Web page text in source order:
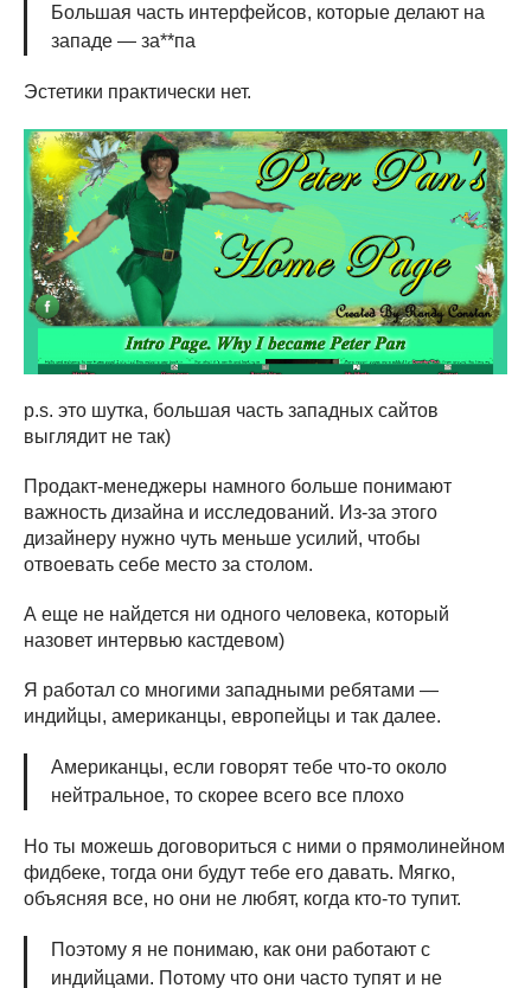
Большая часть интерфейсов, которые делают на
западе — за**па
Эстетики практически нет.
p.s. это шутка, большая часть западных сайтов
выглядит не так)
Продакт-менеджеры намного больше понимают
важность дизайна и исследований. Из-за этого
дизайнеру нужно чуть меньше усилий, чтобы
отвоевать себе место за столом.
А еще не найдется ни одного человека, который
назовет интервью кастдевом)
Я работал со многими западными ребятами —
индийцы, американцы, европейцы и так далее.
Американцы, если говорят тебе что-то около
нейтральное, то скорее всего все плохо
Но ты можешь договориться с ними о прямолинейном
фидбеке, тогда они будут тебе его давать. Мягко,
объясняя все, но они не любят, когда кто-то тупит.
Поэтому я не понимаю, как они работают с
индийцами. Потому что они часто тупят и не